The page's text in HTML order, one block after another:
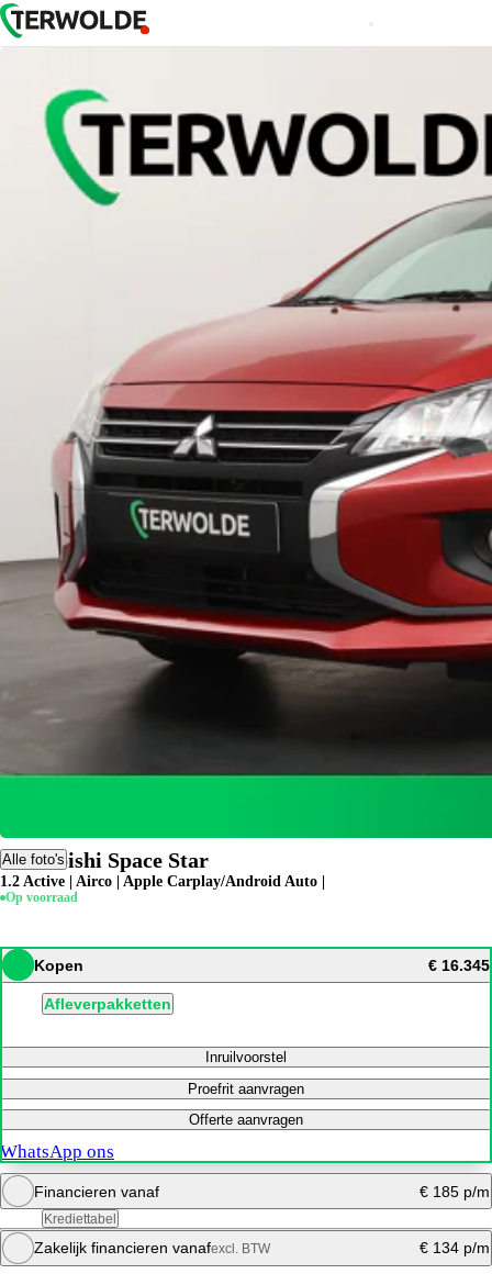
Alle foto's
Mitsubishi Space Star
1.2 Active | Airco | Apple Carplay/Android Auto |
Op voorraad
Kopen € 16.345
Afleverpakketten
Inruilvoorstel
Proefrit aanvragen
Offerte aanvragen
WhatsApp ons
Financieren vanaf € 185 p/m
Krediettabel
Bereken mijn maandbedrag
Zakelijk financieren vanafexcl. BTW € 134 p/m